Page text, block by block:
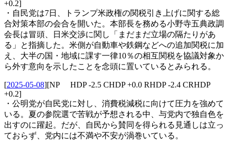
+0.2]
・自民党は7日、トランプ米政権の関税引き上げに関する総
合対策本部の会合を開いた。本部長を務める小野寺五典政調
会長は冒頭、日米交渉に関し「まだまだ立場の隔たりがあ
る」と指摘した。米側が自動車や鉄鋼などへの追加関税に加
え、大半の国・地域に課す一律10％の相互関税を協議対象か
ら外す意向を示したことを念頭に置いているとみられる。
[2025-05-08][NP HDP -2.5 CHDP +0.0 RHDP -2.4 CRHDP
+0.2]
・公明党が自民党に対し、消費税減税に向けて圧力を強めて
いる。夏の参院選で苦戦が予想される中、与党内で独自色を
出すのに躍起。だが、自民から賛同を得られる見通しは立っ
ておらず、党内には不満や不安が渦巻いている。